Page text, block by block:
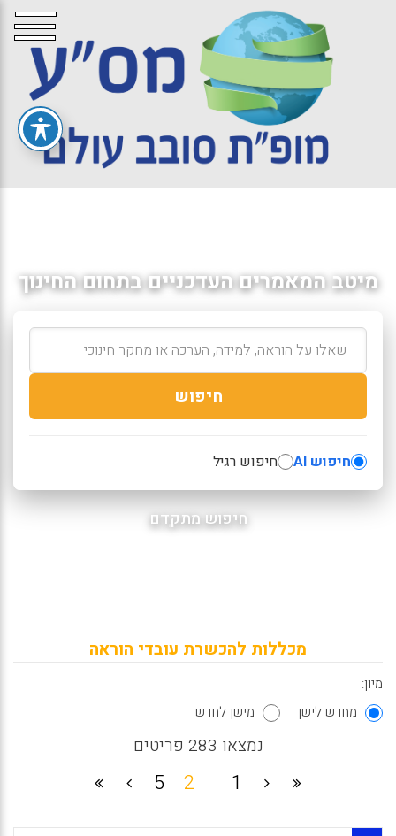
מיטב המאמרים העדכניים בתחום החינוך
חיפוש
חיפוש AI חיפוש רגיל
חיפוש מתקדם
מכללות להכשרת עובדי הוראה
מיון:
מחדש לישן
מישן לחדש
נמצאו 283 פריטים
1
2
5